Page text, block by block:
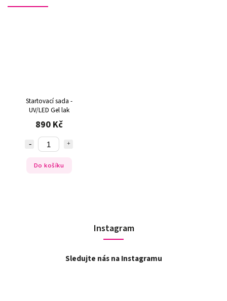
Startovací sada -
UV/LED Gel lak
890 Kč
Do košíku
Instagram
Sledujte nás na Instagramu